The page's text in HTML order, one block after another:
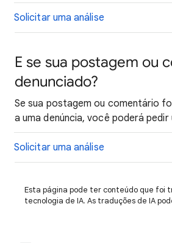
Solicitar uma análise
E se sua postagem ou
denunciado?
Se sua postagem ou comentário
a uma denúncia, você poderá pedir
Solicitar uma análise
Esta página pode ter conteúdo que foi
tecnologia de IA. As traduções de IA